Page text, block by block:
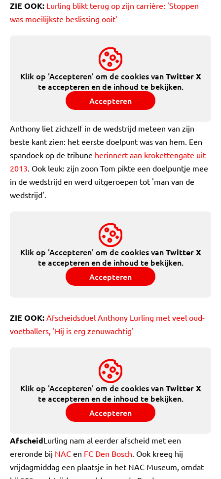
ZIE OOK: Lurling blikt terug op zijn carrière: 'Stoppen
was moeilijkste beslissing ooit'
Klik op 'Accepteren' om de cookies vanTwitter X
te accepteren en de inhoud te bekijken.
Accepteren
Anthony liet zichzelf in de wedstrijd meteen van zijn
beste kant zien: het eerste doelpunt was van hem. Een
spandoek op de tribune herinnert aan krokettengate uit
2013. Ook leuk: zijn zoon Tom pikte een doelpuntje mee
in de wedstrijd en werd uitgeroepen tot 'man van de
wedstrijd'.
Klik op 'Accepteren' om de cookies vanTwitter X
te accepteren en de inhoud te bekijken.
Accepteren
ZIE OOK: Afscheidsduel Anthony Lurling met veel oud-
voetballers, 'Hij is erg zenuwachtig'
Klik op 'Accepteren' om de cookies vanTwitter X
te accepteren en de inhoud te bekijken.
Accepteren
AfscheidLurling nam al eerder afscheid met een
ereronde bij NAC en FC Den Bosch. Ook kreeg hij
vrijdagmiddag een plaatsje in het NAC Museum, omdat